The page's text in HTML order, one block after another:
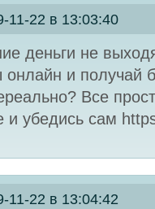
11-22 в 13:03:40
деньги не
онлайн и получай
Все
и убедись сам
11-22 в 13:04:42